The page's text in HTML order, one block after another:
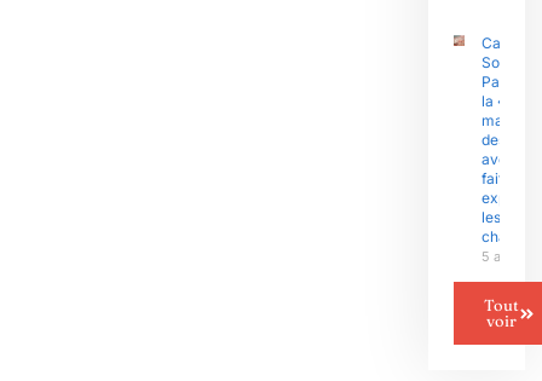
Sous
Paul
la «
des
fait
exploser
les
5 août
Tout
voir